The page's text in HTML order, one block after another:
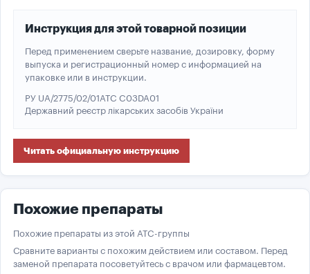
Инструкция для этой товарной позиции
Перед применением сверьте название, дозировку, форму
выпуска и регистрационный номер с информацией на
упаковке или в инструкции.
РУ UA/2775/02/01ATC C03DA01
Державний реєстр лікарських засобів України
Читать официальную инструкцию
Похожие препараты
Похожие препараты из этой ATC-группы
Сравните варианты с похожим действием или составом. Перед
заменой препарата посоветуйтесь с врачом или фармацевтом.